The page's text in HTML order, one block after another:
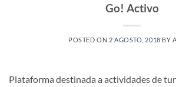
Go! Activo
POSTED ON 2 AGOSTO, 2018 BY
Plataforma destinada a actividades de